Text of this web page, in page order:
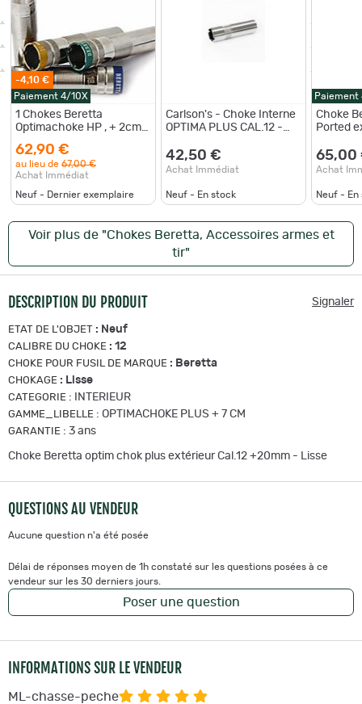
-4,10 €
Paiement 4/10X
1 Chokes Beretta
Optimachoke HP , + 2cm
62,90 €
au lieu de 67,00 €
Achat Immédiat
Neuf - Dernier exemplaire
Carlson's - Choke Interne
OPTIMA PLUS CAL.12 -
42,50 €
Achat Immédiat
Neuf - En stock
Paiement
Choke
Ported
65,00
Achat
Neuf - En
Voir plus de "Chokes Beretta, Accessoires armes et
tir"
DESCRIPTION DU PRODUIT Signaler
ETAT DE L'OBJET : Neuf
CALIBRE DU CHOKE : 12
CHOKE POUR FUSIL DE MARQUE : Beretta
CHOKAGE : Lisse
CATEGORIE : INTERIEUR
GAMME_LIBELLE : OPTIMACHOKE PLUS + 7 CM
GARANTIE : 3 ans
Choke Beretta optim chok plus extérieur Cal.12 +20mm - Lisse
QUESTIONS AU VENDEUR
Aucune question n'a été posée
Délai de réponses moyen de 1h constaté sur les questions posées à ce
vendeur sur les 30 derniers jours.
Poser une question
INFORMATIONS SUR LE VENDEUR
ML-chasse-peche